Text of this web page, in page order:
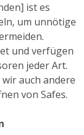
ist es
um unnötige
und verfügen
jeder Art.
auch andere
von Safes.